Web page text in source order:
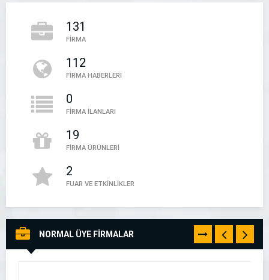
İlk Pati – Adana Pet Kuaför
0541 580 89 03
131
FİRMA
112
FİRMA HABERLERİ
0
FİRMA İLANLARI
19
FİRMA ÜRÜNLERİ
2
FUAR VE ETKİNLİKLER
NORMAL ÜYE FİRMALAR TÜMÜNÜ
GÖR